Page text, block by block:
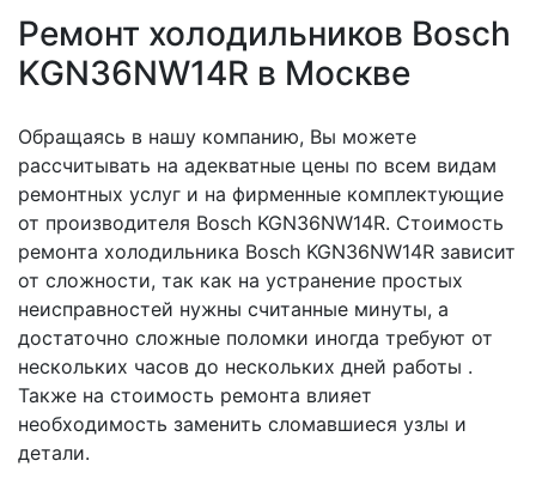
Ремонт холодильников Bosch
KGN36NW14R в Москве
Обращаясь в нашу компанию, Вы можете
рассчитывать на адекватные цены по всем видам
ремонтных услуг и на фирменные комплектующие
от производителя Bosch KGN36NW14R. Стоимость
ремонта холодильника Bosch KGN36NW14R зависит
от сложности, так как на устранение простых
неисправностей нужны считанные минуты, а
достаточно сложные поломки иногда требуют от
нескольких часов до нескольких дней работы .
Также на стоимость ремонта влияет
необходимость заменить сломавшиеся узлы и
детали.